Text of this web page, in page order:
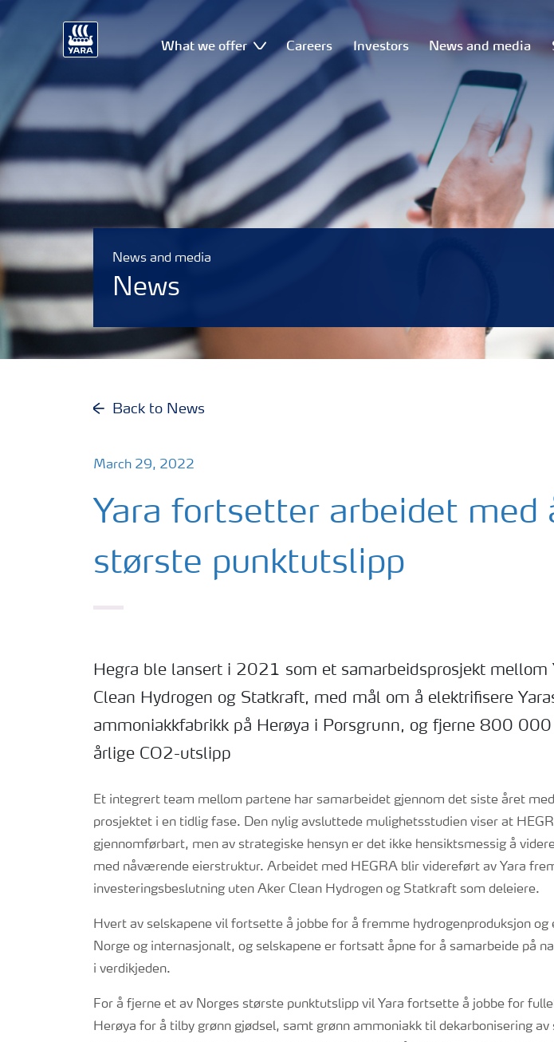
What we offer Careers Investors News and media
News and media
News
Back to News
March 29, 2022
Yara fortsetter arbeidet med
største punktutslipp
Hegra ble lansert i 2021 som et samarbeidsprosjekt mellom
Clean Hydrogen og Statkraft, med mål om å elektrifisere
ammoniakkfabrikk på Herøya i Porsgrunn, og fjerne 800
årlige CO2-utslipp
Et integrert team mellom partene har samarbeidet gjennom det siste året
prosjektet i en tidlig fase. Den nylig avsluttede mulighetsstudien viser at
gjennomførbart, men av strategiske hensyn er det ikke hensiktsmessig å
med nåværende eierstruktur. Arbeidet med HEGRA blir videreført av Yara
investeringsbeslutning uten Aker Clean Hydrogen og Statkraft som deleiere.
Hvert av selskapene vil fortsette å jobbe for å fremme hydrogenproduksjon og
Norge og internasjonalt, og selskapene er fortsatt åpne for å samarbeide på
i verdikjeden.
For å fjerne et av Norges største punktutslipp vil Yara fortsette å jobbe for
Herøya for å tilby grønn gjødsel, samt grønn ammoniakk til dekarbonisering av